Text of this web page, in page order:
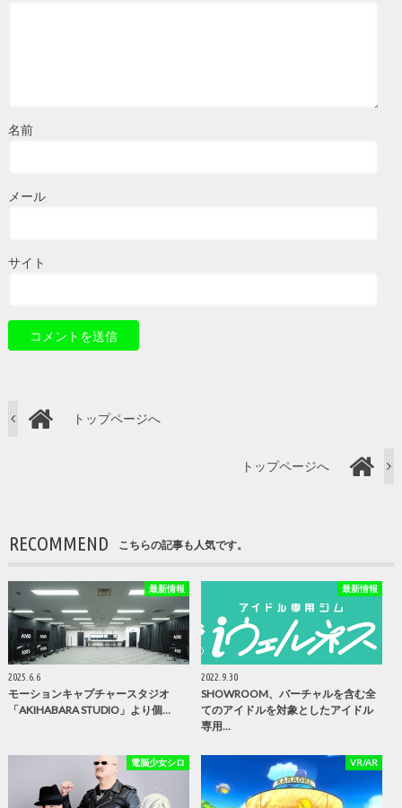
名前
メール
サイト
トップページへ
トップページへ
RECOMMEND こちらの記事も人気です。
最新情報
2025.6.6
モーションキャプチャースタジオ
「AKIHABARA STUDIO」より個…
最新情報
2022.9.30
SHOWROOM、バーチャルを含む全
てのアイドルを対象としたアイドル
専用…
電脳少女シロ VR/AR